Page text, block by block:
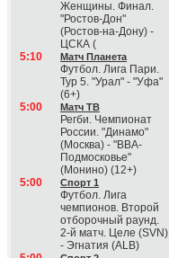
Женщины. Финал.
"Ростов-Дон"
(Ростов-на-Дону) -
ЦСКА (
5:10
Матч Планета
Футбол. Лига Пари.
Тур 5. "Урал" - "Уфа"
(6+)
5:00
Матч ТВ
Регби. Чемпионат
России. "Динамо"
(Москва) - "ВВА-
Подмосковье"
(Монино) (12+)
5:00
Спорт 1
Футбол. Лига
чемпионов. Второй
отборочный раунд.
2-й матч. Целе (SVN)
- Эгнатия (ALB)